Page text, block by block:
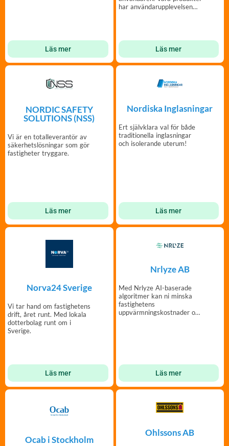
Läs mer
har användarupplevelsen
Läs mer
NORDIC SAFETY
SOLUTIONS (NSS)
Vi är en totalleverantör av
säkerhetslösningar som gör
fastigheter tryggare.
Läs mer
Nordiska Inglasningar
Ert självklara val för både
traditionella inglasningar
och isolerande uterum!
Läs mer
Norva24 Sverige
Vi tar hand om fastighetens
drift, året runt. Med lokala
dotterbolag runt om i
Sverige.
Läs mer
Nrlyze AB
Med Nrlyze AI-baserade
algoritmer kan ni minska
fastighetens
uppvärmningskostnader och
Läs mer
Ocab i Stockholm
Ohlssons AB